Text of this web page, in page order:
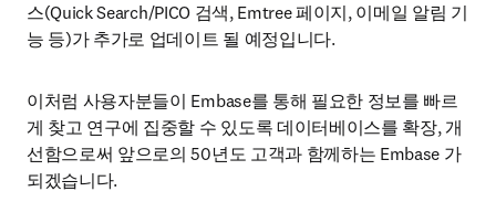
스(Quick Search/PICO 검색, Emtree 페이지, 이메일 알림 기
능 등)가 추가로 업데이트 될 예정입니다.
이처럼 사용자분들이 Embase를 통해 필요한 정보를 빠르
게 찾고 연구에 집중할 수 있도록 데이터베이스를 확장, 개
선함으로써 앞으로의 50년도 고객과 함께하는 Embase 가
되겠습니다.